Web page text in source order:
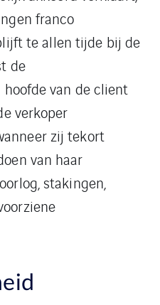
franco
te allen tijde bij de
de
van de client
verkoper
zij tekort
van haar
stakingen,